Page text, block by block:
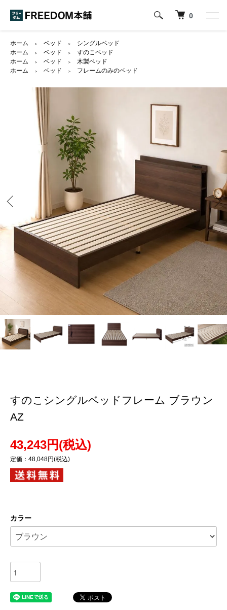
0
ホーム ＞ ベッド ＞
シングルベッド
ホーム
＞ ベッド ＞
すのこベッド
ホーム
＞ ベッド ＞
木製ベッド
ホーム
＞ ベッド ＞ フレームのみのベッド
すのこシングルベッドフレーム ブラウン
AZ
43,243円(税込)
定価：48,048円(税込)
カラー